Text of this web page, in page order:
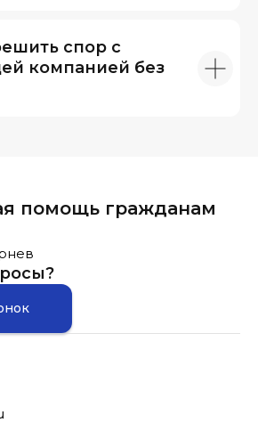
спор с
компанией без
помощь гражданам